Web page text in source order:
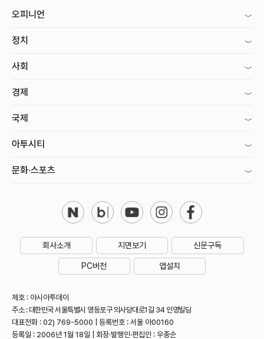
오피니언
정치
사회
경제
국제
아투시티
문화·스포츠
회사소개 지면보기 신문구독
PC버전 앱설치
제호 : 아시아투데이
주소 : 대한민국 서울특별시 영등포구 의사당대로1길 34 인영빌딩
대표전화 : 02) 769-5000 | 등록번호 : 서울 아00160
등록일 : 2006년 1월 18일 | 회장·발행인·편집인 : 우종순